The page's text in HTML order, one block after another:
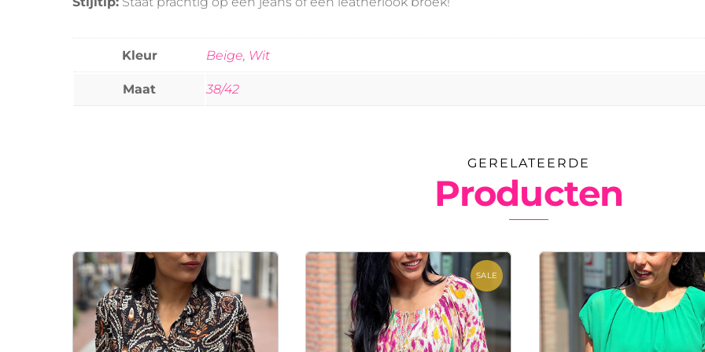
Kleur Beige Wit
Maat 38/42
GERELATEERDE
Producten
SALE